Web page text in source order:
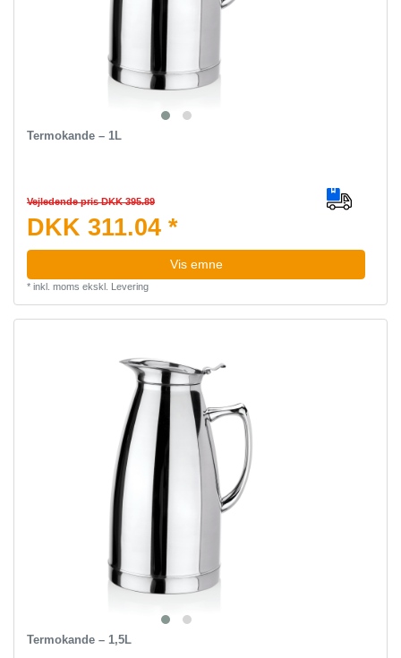
Termokande – 1L
Vejledende pris DKK 395.89
DKK 311.04 *
Vis emne
* inkl. moms ekskl. Levering
Termokande – 1,5L